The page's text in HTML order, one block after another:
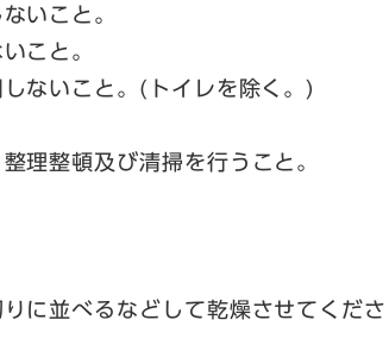
いこと。
こと。
ないこと。(トイレを除く。)
理整頓及び清掃を行うこと。
に並べるなどして乾燥させてくださ